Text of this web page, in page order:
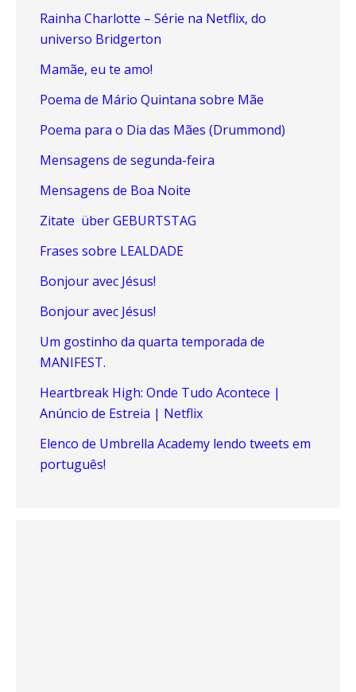
Rainha Charlotte – Série na Netflix, do
universo Bridgerton
Mamãe, eu te amo!
Poema de Mário Quintana sobre Mãe
Poema para o Dia das Mães (Drummond)
Mensagens de segunda-feira
Mensagens de Boa Noite
Zitate über GEBURTSTAG
Frases sobre LEALDADE
Bonjour avec Jésus!
Bonjour avec Jésus!
Um gostinho da quarta temporada de
MANIFEST.
Heartbreak High: Onde Tudo Acontece |
Anúncio de Estreia | Netflix
Elenco de Umbrella Academy lendo tweets em
português!